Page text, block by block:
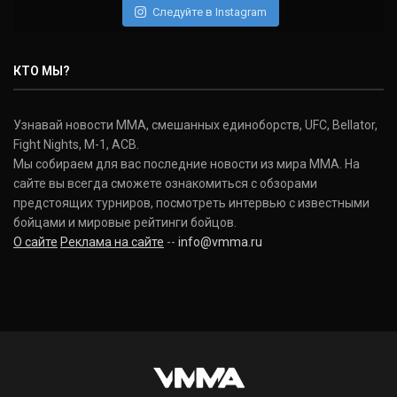
Donald Cerrone
(36-15-0, 1)
Исраэль Адесанья
Israel Adesanya
(19-0-0, 0)
Следуйте в Instagram
КТО МЫ?
Узнавай новости ММА, смешанных единоборств, UFC, Bellator,
Fight Nights, M-1, ACB.
Мы собираем для вас последние новости из мира ММА. На
сайте вы всегда сможете ознакомиться с обзорами
предстоящих турниров, посмотреть интервью с известными
бойцами и мировые рейтинги бойцов.
О сайте Реклама на сайте -- info@vmma.ru